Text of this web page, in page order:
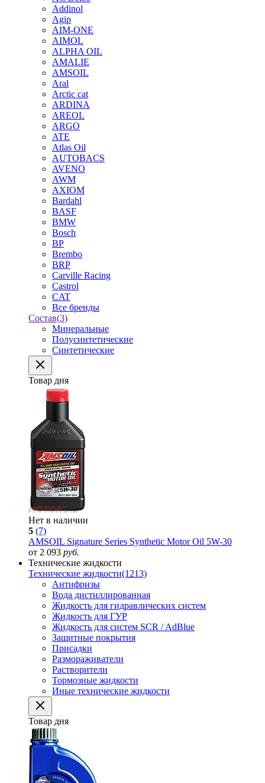
Addinol
Agip
AIM-ONE
AIMOL
ALPHA OIL
AMALIE
AMSOIL
Aral
Arctic cat
ARDINA
AREOL
ARGO
ATE
Atlas Oil
AUTOBACS
AVENO
AWM
AXIOM
Bardahl
BASF
BMW
Bosch
BP
Brembo
BRP
Carville Racing
Castrol
CAT
Все бренды
Состав(3)
Минеральные
Полусинтетические
Синтетические
Товар дня
Нет в наличии
5 (7)
AMSOIL Signature Series Synthetic Motor Oil 5W-30
от 2 093 руб.
Технические жидкости
Технические жидкости(1213)
Антифризы
Вода дистиллированная
Жидкость для гидравлических систем
Жидкость для ГУР
Жидкость для систем SCR / AdBlue
Защитные покрытия
Присадки
Размораживатели
Растворители
Тормозные жидкости
Иные технические жидкости
Товар дня